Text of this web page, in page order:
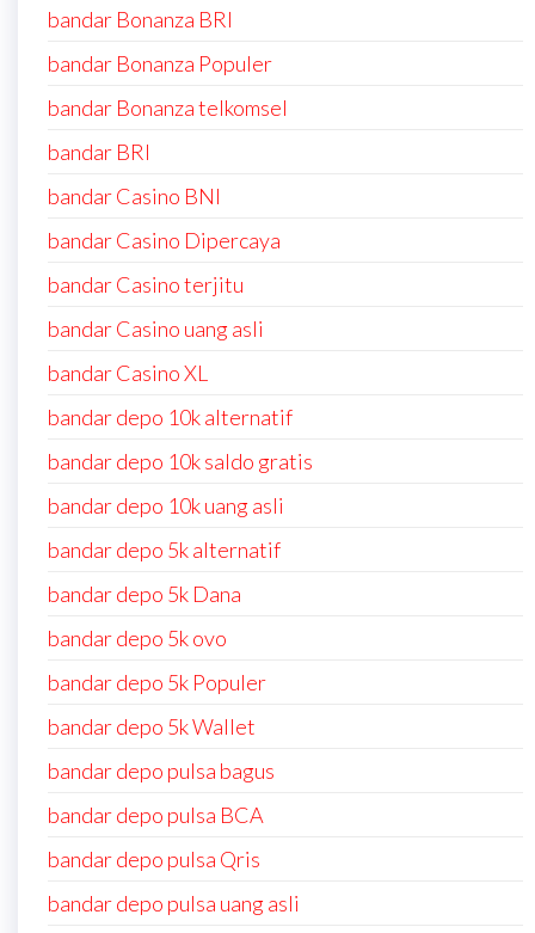
bandar Bonanza BRI
bandar Bonanza Populer
bandar Bonanza telkomsel
bandar BRI
bandar Casino BNI
bandar Casino Dipercaya
bandar Casino terjitu
bandar Casino uang asli
bandar Casino XL
bandar depo 10k alternatif
bandar depo 10k saldo gratis
bandar depo 10k uang asli
bandar depo 5k alternatif
bandar depo 5k Dana
bandar depo 5k ovo
bandar depo 5k Populer
bandar depo 5k Wallet
bandar depo pulsa bagus
bandar depo pulsa BCA
bandar depo pulsa Qris
bandar depo pulsa uang asli